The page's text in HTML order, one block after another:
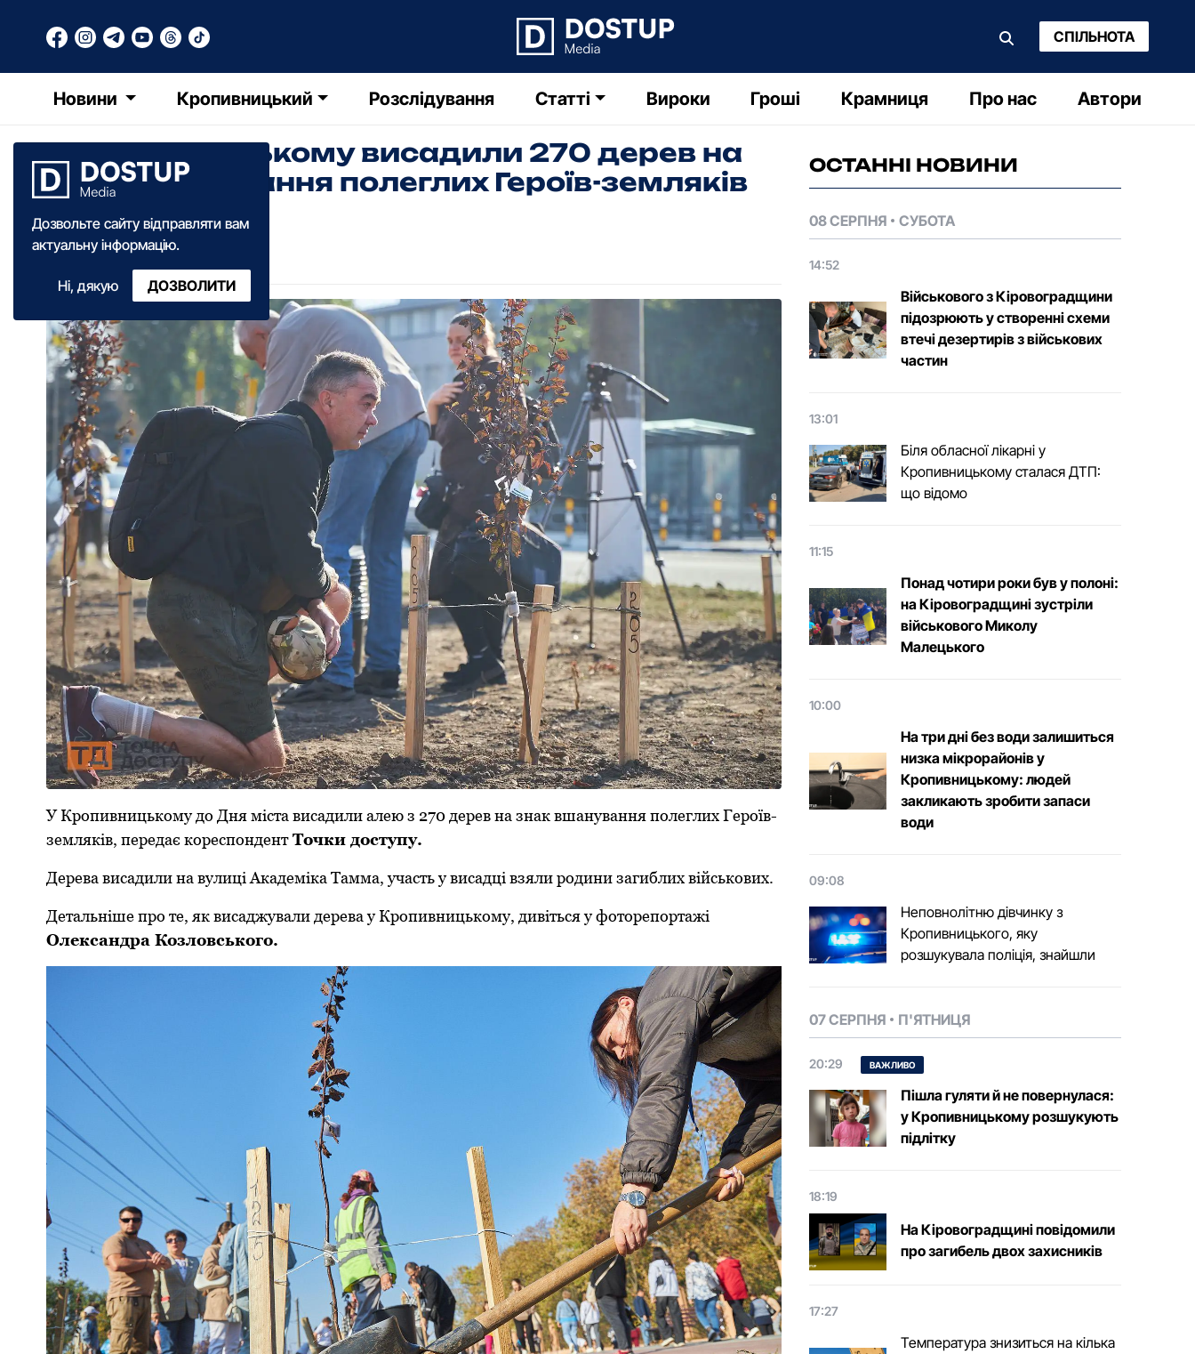
СПІЛЬНОТА
Новини Кропивницький Розслідування Статті Вироки Гроші Крамниця Про нас Автори
Дозвольте сайту відправляти вам
актуальну інформацію.
Ні, дякую ДОЗВОЛИТИ
У Кропивницькому висадили 270 дерев на
знак вшанування полеглих Героїв-земляків
Катерина Федченко
21 вересня·2024
У Кропивницькому до Дня міста висадили алею з 270 дерев на знак вшанування полеглих Героїв-
земляків, передає кореспондентТочки доступу.
Дерева висадили на вулиці Академіка Тамма, участь у висадці взяли родини загиблих військових.
Детальніше про те, як висаджували дерева у Кропивницькому, дивіться у фоторепортажі
Олександра Козловського.
ОСТАННІ НОВИНИ
08 СЕРПНЯ СУБОТА
14:52
Військового з Кіровоградщини
підозрюють у створенні схеми
втечі дезертирів з військових
частин
13:01
Біля обласної лікарні у
Кропивницькому сталася ДТП:
що відомо
11:15
Понад чотири роки був у полоні:
на Кіровоградщині зустріли
військового Микoлу
Малецькoгo
10:00
На три дні без води залишиться
низка мікрорайонів у
Кропивницькому: людей
закликають зробити запаси
води
09:08
Неповнолітню дівчинку з
Кропивницького, яку
розшукувала поліція, знайшли
07 СЕРПНЯ П'ЯТНИЦЯ
20:29 ВАЖЛИВО
Пішла гуляти й не повернулася:
у Кропивницькому розшукують
підлітку
18:19
На Кіровоградщині повідомили
про загибель двох захисників
17:27
Температура знизиться на кілька